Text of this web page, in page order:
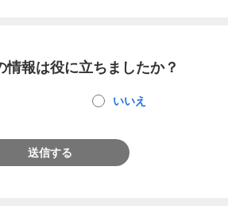
情報は役に立ちましたか？
いいえ
送信する